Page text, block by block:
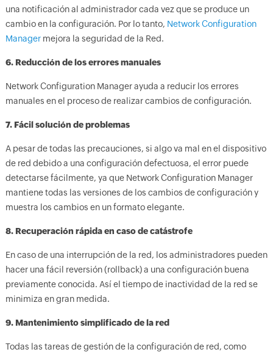
una notificación al administrador cada vez que se produce un
cambio en la configuración. Por lo tanto, Network Configuration
Managermejora la seguridad de la Red.
6. Reducción de los errores manuales
Network Configuration Manager ayuda a reducir los errores
manuales en el proceso de realizar cambios de configuración.
7. Fácil solución de problemas
A pesar de todas las precauciones, si algo va mal en el dispositivo
de red debido a una configuración defectuosa, el error puede
detectarse fácilmente, ya que Network Configuration Manager
mantiene todas las versiones de los cambios de configuración y
muestra los cambios en un formato elegante.
8. Recuperación rápida en caso de catástrofe
En caso de una interrupción de la red, los administradores pueden
hacer una fácil reversión (rollback) a una configuración buena
previamente conocida. Así el tiempo de inactividad de la red se
minimiza en gran medida.
9. Mantenimiento simplificado de la red
Todas las tareas de gestión de la configuración de red, como